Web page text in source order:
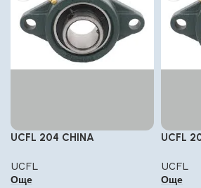
UCFL 204 CHINA
UCFL
Още
UCFL
UCFL
Още